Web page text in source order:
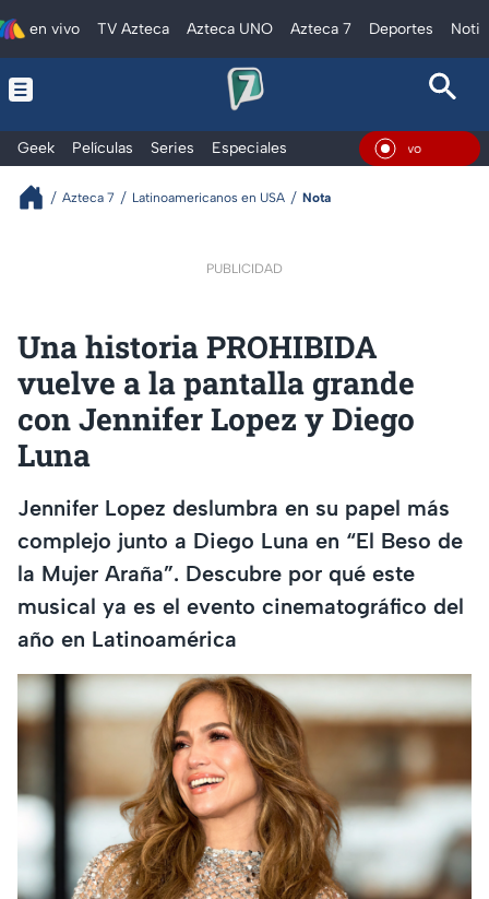
en vivo TV Azteca Azteca UNO Azteca 7 Deportes
Geek Películas Series Especiales En
Azteca 7 Latinoamericanos en USA Nota
PUBLICIDAD
Una historia PROHIBIDA
vuelve a la pantalla grande
con Jennifer Lopez y Diego
Luna
Jennifer Lopez deslumbra en su papel más
complejo junto a Diego Luna en “El Beso de
la Mujer Araña”. Descubre por qué este
musical ya es el evento cinematográfico del
año en Latinoamérica